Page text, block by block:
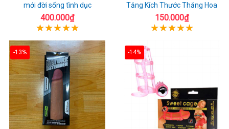
mới đời sống tình dục
400.000₫
Tăng Kích Thước Thăng Hoa
150.000₫
-13% -14%